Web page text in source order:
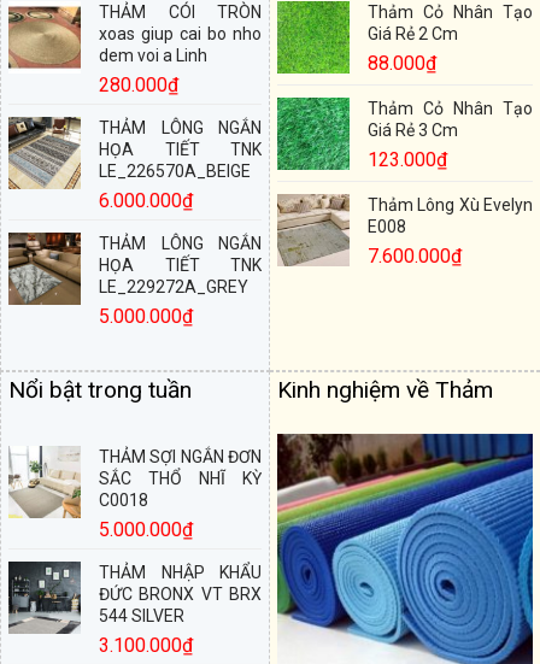
THẢM CÓI TRÒN
xoas giup cai bo nho
dem voi a Linh
280.000₫
THẢM LÔNG NGẮN
HỌA TIẾT TNK
LE_226570A_BEIGE
6.000.000₫
THẢM LÔNG NGẮN
HỌA TIẾT TNK
LE_229272A_GREY
5.000.000₫
Thảm Cỏ Nhân Tạo
Giá Rẻ 2 Cm
88.000₫
Thảm Cỏ Nhân Tạo
Giá Rẻ 3 Cm
123.000₫
Thảm Lông Xù Evelyn
E008
7.600.000₫
Nổi bật trong tuần
THẢM SỢI NGẮN ĐƠN
SẮC THỔ NHĨ KỲ
C0018
5.000.000₫
THẢM NHẬP KHẨU
ĐỨC BRONX VT BRX
544 SILVER
3.100.000₫
Kinh nghiệm về Thảm